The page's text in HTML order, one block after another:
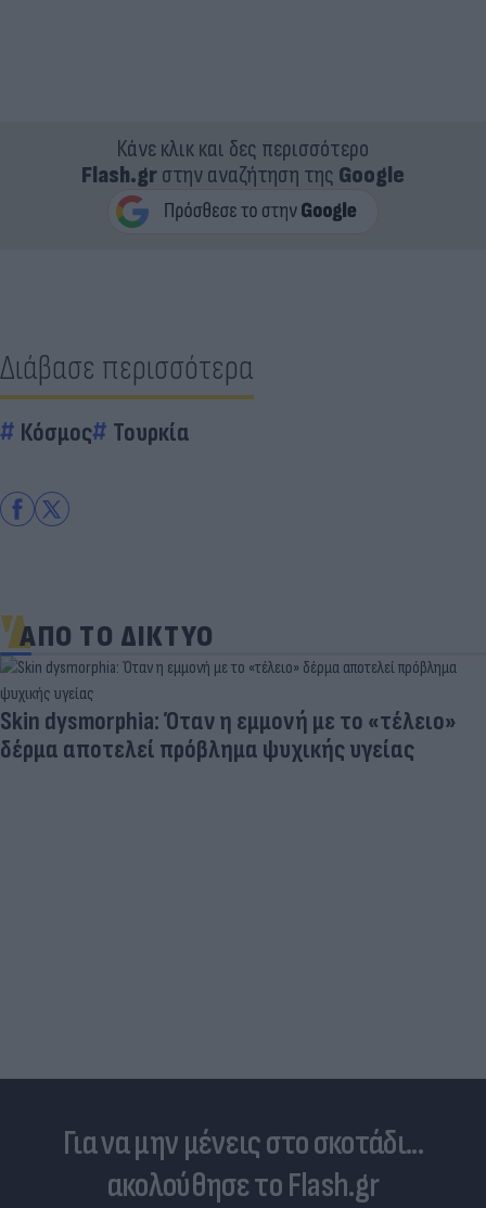
Κάνε κλικ και δες περισσότερο
Flash.grστην αναζήτηση της Google
Διάβασε περισσότερα
Κόσμος Τουρκία
ΑΠΟ ΤΟ ΔΙΚΤΥΟ
Skin dysmorphia: Όταν η εμμονή με το «τέλειο»
δέρμα αποτελεί πρόβλημα ψυχικής υγείας
Για να μην μένεις στο σκοτάδι...
ακολούθησε το Flash.gr